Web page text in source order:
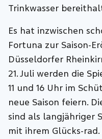
Trinkwasser
Es hat inzwischen
Fortuna zur Saison-
Düsseldorfer
21. Juli werden die
11 und 16 Uhr im
neue Saison feiern.
sind als langjähriger
mit ihrem Glücks-